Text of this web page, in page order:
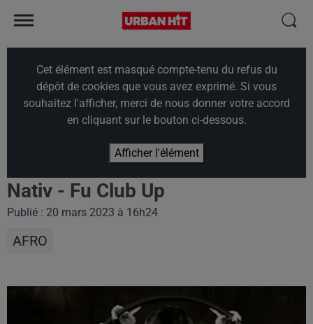
Cet élément est masqué compte-tenu du refus du
dépôt de cookies que vous avez exprimé. Si vous
souhaitez l'afficher, merci de nous donner votre accord
en cliquant sur le bouton ci-dessous.
Afficher l'élément
Nativ - Fu Club Up
Publié : 20 mars 2023 à 16h24
AFRO